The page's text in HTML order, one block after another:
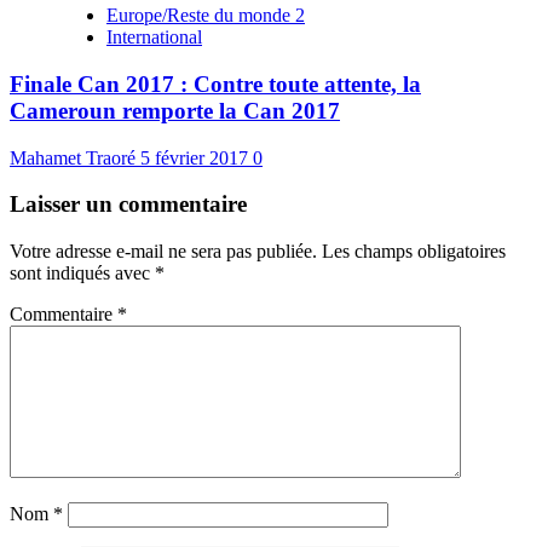
Europe/Reste du monde 2
International
Finale Can 2017 : Contre toute attente, la
Cameroun remporte la Can 2017
Mahamet Traoré 5 février 2017 0
Laisser un commentaire
Votre adresse e-mail ne sera pas publiée. Les champs obligatoires
sont indiqués avec *
Commentaire *
Nom *